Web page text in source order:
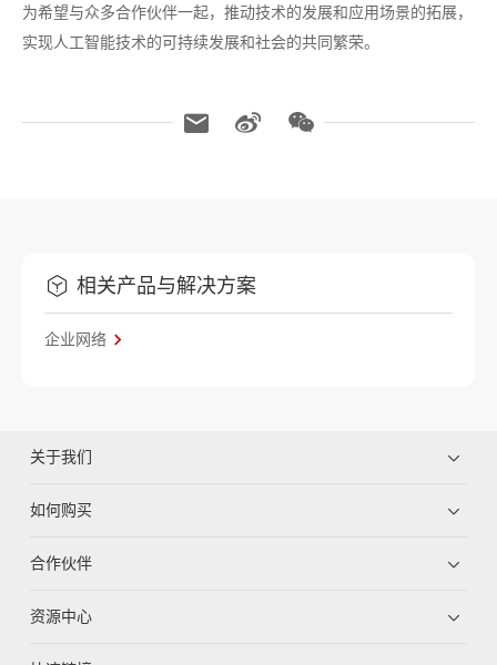
为希望与众多合作伙伴一起，推动技术的发展和应用场景的拓展，
实现人工智能技术的可持续发展和社会的共同繁荣。
相关产品与解决方案
企业网络
关于我们
如何购买
合作伙伴
资源中心